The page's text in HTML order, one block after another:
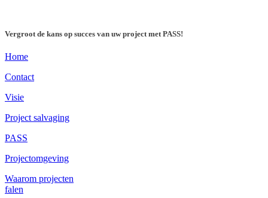
Vergroot de kans op succes van uw project met PASS!
Home
Contact
Visie
Project salvaging
PASS
Projectomgeving
Waarom projecten
falen